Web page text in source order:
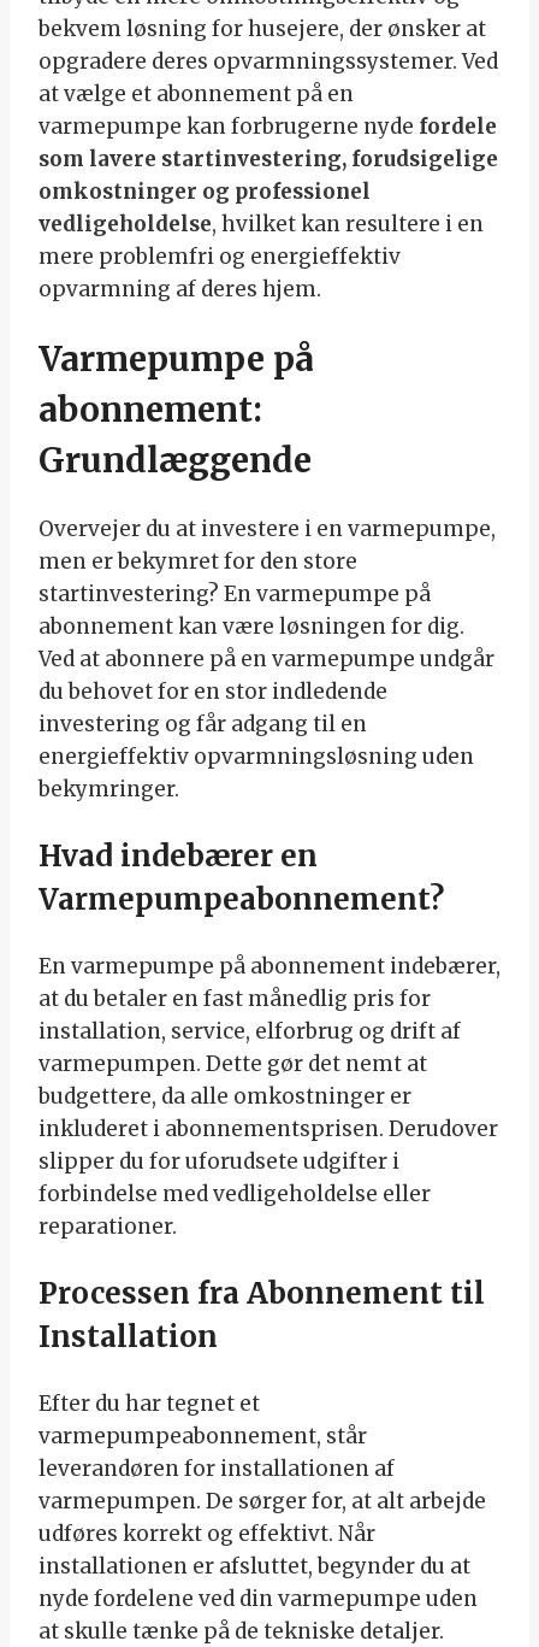
bekvem løsning for husejere, der ønsker at
opgradere deres opvarmningssystemer. Ved
at vælge et abonnement på en
varmepumpe kan forbrugerne nyde fordele
som lavere startinvestering, forudsigelige
omkostninger og professionel
vedligeholdelse, hvilket kan resultere i en
mere problemfri og energieffektiv
opvarmning af deres hjem.
Varmepumpe på
abonnement:
Grundlæggende
Overvejer du at investere i en varmepumpe,
men er bekymret for den store
startinvestering? En varmepumpe på
abonnement kan være løsningen for dig.
Ved at abonnere på en varmepumpe undgår
du behovet for en stor indledende
investering og får adgang til en
energieffektiv opvarmningsløsning uden
bekymringer.
Hvad indebærer en
Varmepumpeabonnement?
En varmepumpe på abonnement indebærer,
at du betaler en fast månedlig pris for
installation, service, elforbrug og drift af
varmepumpen. Dette gør det nemt at
budgettere, da alle omkostninger er
inkluderet i abonnementsprisen. Derudover
slipper du for uforudsete udgifter i
forbindelse med vedligeholdelse eller
reparationer.
Processen fra Abonnement til
Installation
Efter du har tegnet et
varmepumpeabonnement, står
leverandøren for installationen af
varmepumpen. De sørger for, at alt arbejde
udføres korrekt og effektivt. Når
installationen er afsluttet, begynder du at
nyde fordelene ved din varmepumpe uden
at skulle tænke på de tekniske detaljer.